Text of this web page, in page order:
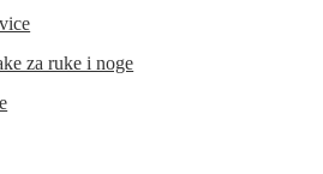
za ruke i noge